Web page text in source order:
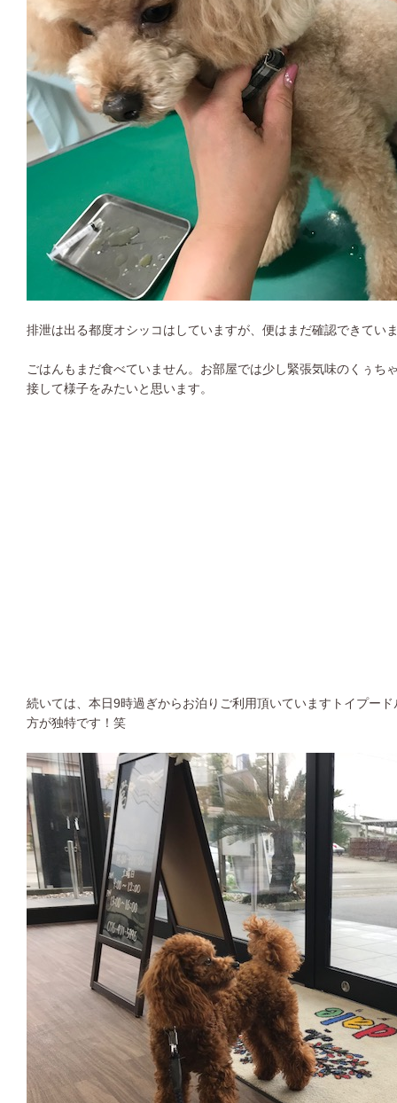
排泄は出る都度オシッコはしていますが、便はまだ確認できてい
ごはんもまだ食べていません。お部屋では少し緊張気味のくぅち
接して様子をみたいと思います。
続いては、本日9時過ぎからお泊りご利用頂いていますトイプー
方が独特です！笑